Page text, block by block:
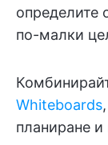
определите
по-малки
Whiteboards
планиране и